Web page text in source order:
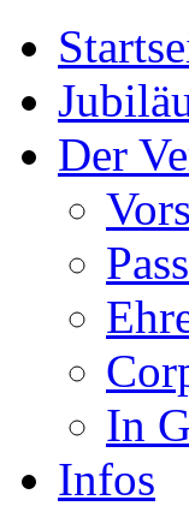
Der
In
Infos